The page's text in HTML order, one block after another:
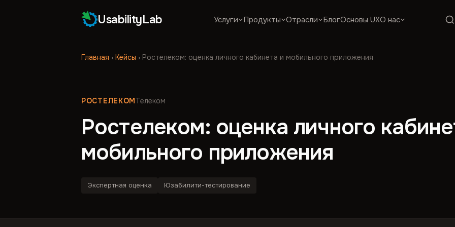
UsabilityLab Услуги Продукты Отрасли БлогОсновы UXО нас
Главная › Кейсы › Ростелеком: оценка личного кабинета и мобильного приложения
РОСТЕЛЕКОМТелеком
Ростелеком: оценка личного
мобильного приложения
Экспертная оценка Юзабилити-тестирование